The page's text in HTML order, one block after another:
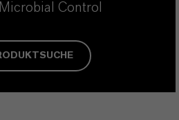
Control